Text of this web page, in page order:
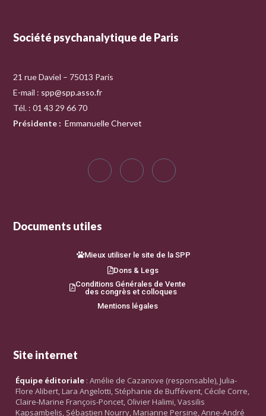
Société psychanalytique de Paris
21 rue Daviel – 75013 Paris
E-mail : spp@spp.asso.fr
Tél. : 01 43 29 66 70
Présidente : Emmanuelle Chervet
Documents utiles
Mieux utiliser le site de la SPP
Dons & Legs
Conditions Générales de Vente
des congrès et colloques
Mentions légales
Site internet
Équipe éditoriale : Amélie de Cazanove (responsable), Julia-
Flore Alibert, Lara Angelotti, Stéphanie de Buffévent, Cécile Corre,
Claire-Marine François-Poncet, Olivier Halimi, Vassilis
Kapsambelis, Sébastien Nourry, Marianne Persine, Anne-André